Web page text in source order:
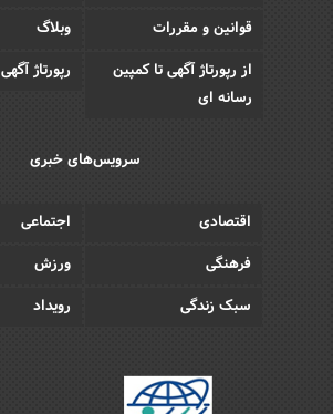
قوانین و مقررات
وبلاگ
از رپورتاژ آگهی تا کمپین
رسانه ای
رپورتاژ آگهی
سرویس‌های خبری
اقتصادی
اجتماعی
فرهنگی
ورزش
سبک زندگی
رویداد